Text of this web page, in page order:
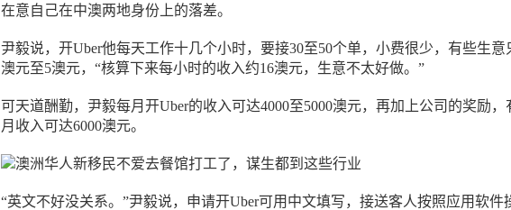
在意自己在中澳两地身份上的落差。
尹毅说，开Uber他每天工作十几个小时，要接30至50个单，小费很少，有些生意
澳元至5澳元，“核算下来每小时的收入约16澳元，生意不太好做。”
可天道酬勤，尹毅每月开Uber的收入可达4000至5000澳元，再加上公司的奖励，
月收入可达6000澳元。
“英文不好没关系。”尹毅说，申请开Uber可用中文填写，接送客人按照应用软件